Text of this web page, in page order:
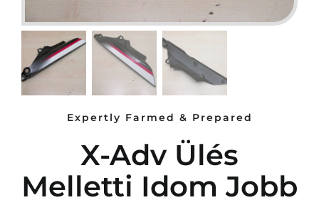
Expertly Farmed & Prepared
X-Adv Ülés
Melletti Idom Jobb